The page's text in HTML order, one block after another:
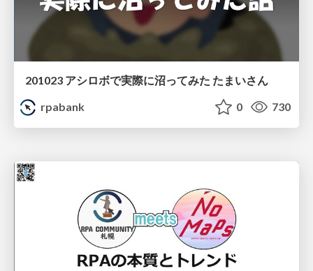
201023 アシロボで実際に沼ってみた たまいさん
rpabank
0 730